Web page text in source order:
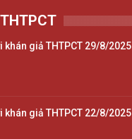
khán giả THTPCT 29/8/2025
khán giả THTPCT 22/8/2025